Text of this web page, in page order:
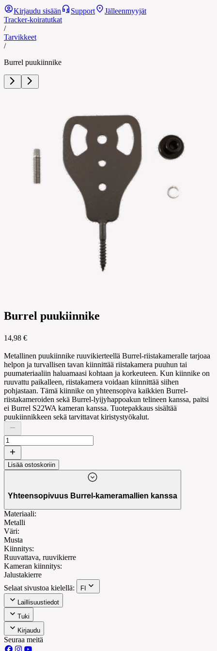
Kirjaudu sisään Support
Jälleenmyyjät
Tracker-koiratutkat
/
Tarvikkeet
/
Burrel puukiinnike
Burrel puukiinnike
14,98 €
Metallinen puukiinnike ruuvikierteellä Burrel-riistakameralle tarjoaa
helpon ja turvallisen tavan kiinnittää riistakamera puuhun tai
puumateriaaliin haluamaasi kohtaan ja korkeuteen. Kun kiinnike on
ruuvattu paikalleen, riistakamera voidaan kiinnittää siihen
pohjastaan. Tämä kiinnike on yhteensopiva kaikkien Burrel-
riistakameroiden sekä Burrel-lyijyhappoakun telineen kanssa, paitsi
ei Burrel S22WA kameran kanssa. Tuotepakkaus sisältää
puukiinnikkeen sekä tarvittavat kiristystyökalut.
Lisää ostoskoriin
Yhteensopivuus Burrel-kameramallien kanssa
Materiaali:
Metalli
Väri:
Musta
Kiinnitys:
Ruuvattava, ruuvikierre
Kameran kiinnitys:
Jalustakierre
Selaat sivustoa kielellä:
FI
Laillisuustiedot
Tuki
Kirjaudu
Seuraa meitä